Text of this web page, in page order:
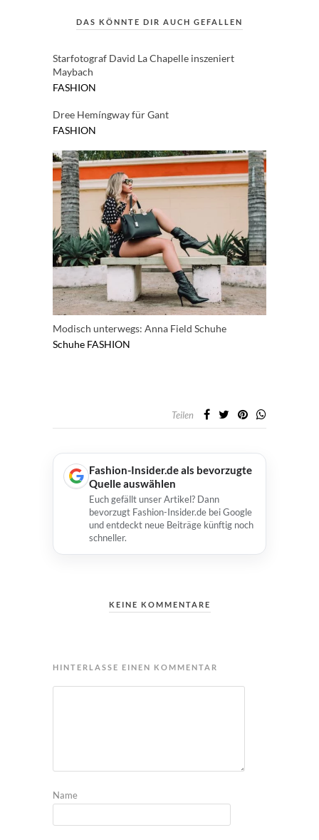
DAS KÖNNTE DIR AUCH GEFALLEN
Starfotograf David La Chapelle inszeniert
Maybach
FASHION
Dree Hemíngway für Gant
FASHION
Modisch unterwegs: Anna Field Schuhe
Schuhe FASHION
Teilen
Fashion-Insider.de als bevorzugte
Quelle auswählen
Euch gefällt unser Artikel? Dann
bevorzugt Fashion-Insider.de bei Google
und entdeckt neue Beiträge künftig noch
schneller.
KEINE KOMMENTARE
HINTERLASSE EINEN KOMMENTAR
Name